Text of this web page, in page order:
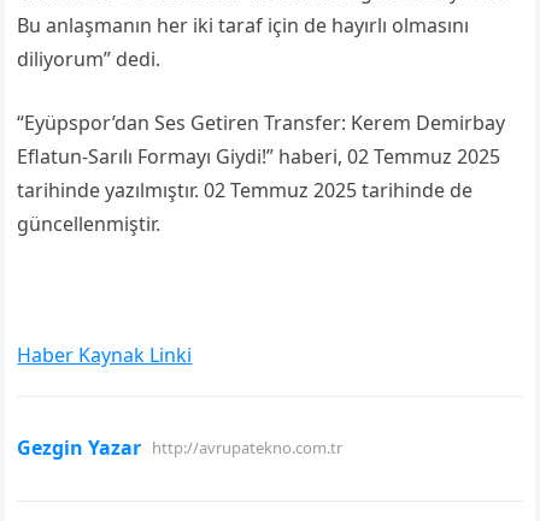
Bu anlaşmanın her iki taraf için de hayırlı olmasını
diliyorum” dedi.
“Eyüpspor’dan Ses Getiren Transfer: Kerem Demirbay
Eflatun-Sarılı Formayı Giydi!” haberi, 02 Temmuz 2025
tarihinde yazılmıştır. 02 Temmuz 2025 tarihinde de
güncellenmiştir.
Haber Kaynak Linki
Gezgin Yazar http://avrupatekno.com.tr